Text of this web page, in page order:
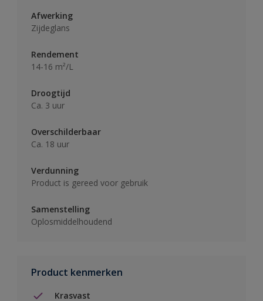
Afwerking
Zijdeglans
Rendement
14-16 m²/L
Droogtijd
Ca. 3 uur
Overschilderbaar
Ca. 18 uur
Verdunning
Product is gereed voor gebruik
Samenstelling
Oplosmiddelhoudend
Product kenmerken
Krasvast